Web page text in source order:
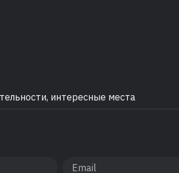
интересные места